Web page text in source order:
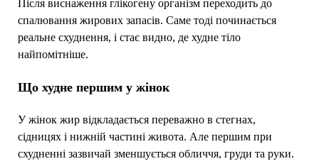
Після виснаження глікогену організм переходить до
спалювання жирових запасів. Саме тоді починається
реальне схуднення, і стає видно, де худне тіло
найпомітніше.
Що худне першим у жінок
У жінок жир відкладається переважно в стегнах,
сідницях і нижній частині живота. Але першим при
схудненні зазвичай зменшується обличчя, груди та руки.